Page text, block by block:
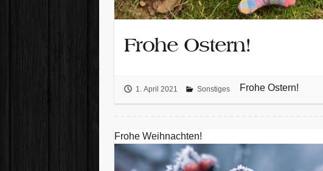
Frohe Ostern!
1. April 2021 Sonstiges Frohe Ostern!
Frohe Weihnachten!